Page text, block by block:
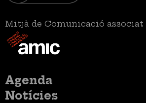
Mitjà de Comunicació associat
Menú
principal
Agenda
Notícies